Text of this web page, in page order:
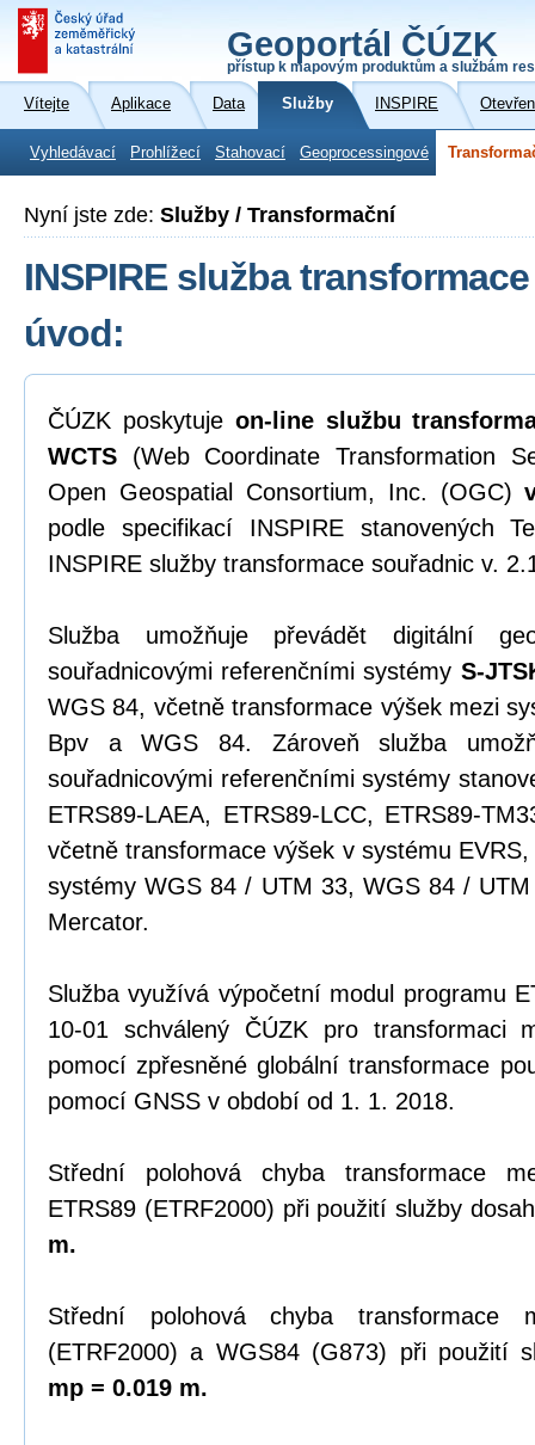
Geoportál ČÚZK
přístup k mapovým produktům a službám
Vítejte Aplikace Data Služby INSPIRE
Vyhledávací Prohlížecí Stahovací Geoprocessingové
Nyní jste zde: Služby / Transformační
INSPIRE služba
úvod:
ČÚZK poskytuje on-line službu
WCTS (Web Coordinate Transformation
Open Geospatial Consortium, Inc. (OGC)
podle specifikací INSPIRE stanovených
INSPIRE služby transformace souřadnic v.
Služba umožňuje převádět digitální
souřadnicovými referenčními systémy S-
WGS 84, včetně transformace výšek mezi
Bpv a WGS 84. Zároveň služba
souřadnicovými referenčními systémy
ETRS89-LAEA, ETRS89-LCC, ETRS89-
včetně transformace výšek v systému
systémy WGS 84 / UTM 33, WGS 84 /
Mercator.
Služba využívá výpočetní modul programu
10-01 schválený ČÚZK pro transformaci
pomocí zpřesněné globální transformace
pomocí GNSS v období od 1. 1. 2018.
Střední polohová chyba transformace
ETRS89 (ETRF2000) při použití služby
m.
Střední polohová chyba transformace
(ETRF2000) a WGS84 (G873) při použití
mp = 0.019 m.